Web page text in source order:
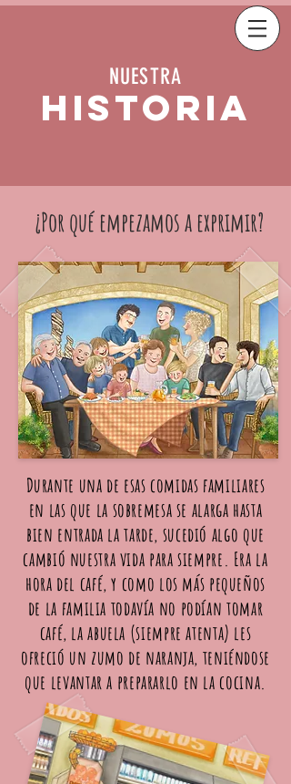
HISTORIA
NUESTRA
¿Por qué empezamos a exprimir?
Durante una de esas comidas familiares
en las que la sobremesa se alarga hasta
bien entrada la tarde, sucedió algo que
cambió nuestra vida para siempre. Era la
hora del café, y como los más pequeños
de la familia todavía no podían tomar
café, la abuela (siempre atenta) les
ofreció un zumo de naranja, teniéndose
que levantar a prepararlo en la cocina.